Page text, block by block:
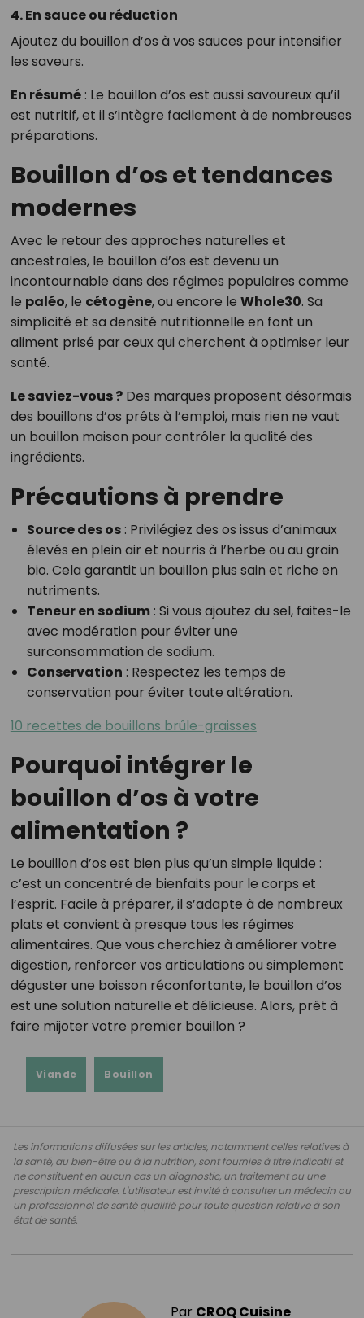
4. En sauce ou réduction
Ajoutez du bouillon d’os à vos sauces pour intensifier
les saveurs.
En résumé: Le bouillon d’os est aussi savoureux qu’il
est nutritif, et il s’intègre facilement à de nombreuses
préparations.
Bouillon d’os et tendances
modernes
Avec le retour des approches naturelles et
ancestrales, le bouillon d’os est devenu un
incontournable dans des régimes populaires comme
le paléo, le cétogène, ou encore le Whole30. Sa
simplicité et sa densité nutritionnelle en font un
aliment prisé par ceux qui cherchent à optimiser leur
santé.
Le saviez-vous ?Des marques proposent désormais
des bouillons d’os prêts à l’emploi, mais rien ne vaut
un bouillon maison pour contrôler la qualité des
ingrédients.
Précautions à prendre
Source des os: Privilégiez des os issus d’animaux
élevés en plein air et nourris à l’herbe ou au grain
bio. Cela garantit un bouillon plus sain et riche en
nutriments.
Teneur en sodium: Si vous ajoutez du sel, faites-le
avec modération pour éviter une
surconsommation de sodium.
Conservation : Respectez les temps de
conservation pour éviter toute altération.
10 recettes de bouillons brûle-graisses
Pourquoi intégrer le
bouillon d’os à votre
alimentation ?
Le bouillon d’os est bien plus qu’un simple liquide :
c’est un concentré de bienfaits pour le corps et
l’esprit. Facile à préparer, il s’adapte à de nombreux
plats et convient à presque tous les régimes
alimentaires. Que vous cherchiez à améliorer votre
digestion, renforcer vos articulations ou simplement
déguster une boisson réconfortante, le bouillon d’os
est une solution naturelle et délicieuse. Alors, prêt à
faire mijoter votre premier bouillon ?
Viande Bouillon
Les informations diffusées sur les articles, notamment celles relatives à
la santé, au bien-être ou à la nutrition, sont fournies à titre indicatif et
ne constituent en aucun cas un diagnostic, un traitement ou une
prescription médicale. L'utilisateur est invité à consulter un médecin ou
un professionnel de santé qualifié pour toute question relative à son
état de santé.
Par CROQ Cuisine